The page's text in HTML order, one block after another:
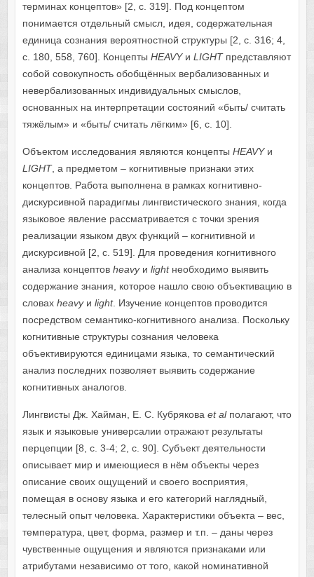
терминах концептов» [2, с. 319]. Под концептом
понимается отдельный смысл, идея, содержательная
единица сознания вероятностной структуры [2, с. 316; 4,
с. 180, 558, 760]. Концепты HEAVY и LIGHT представляют
собой совокупность обобщённых вербализованных и
невербализованных индивидуальных смыслов,
основанных на интерпретации состояний «быть/ считать
тяжёлым» и «быть/ считать лёгким» [6, с. 10].
Объектом исследования являются концепты HEAVYи
LIGHT, а предметом – когнитивные признаки этих
концептов. Работа выполнена в рамках когнитивно-
дискурсивной парадигмы лингвистического знания, когда
языковое явление рассматривается с точки зрения
реализации языком двух функций – когнитивной и
дискурсивной [2, с. 519]. Для проведения когнитивного
анализа концептов heavyи lightнеобходимо выявить
содержание знания, которое нашло свою объективацию в
словах heavy и light. Изучение концептов проводится
посредством семантико-когнитивного анализа. Поскольку
когнитивные структуры сознания человека
объективируются единицами языка, то семантический
анализ последних позволяет выявить содержание
когнитивных аналогов.
Лингвисты Дж. Хайман, Е. С. Кубрякова et alполагают, что
язык и языковые универсалии отражают результаты
перцепции [8, c. 3-4; 2, с. 90]. Субъект деятельности
описывает мир и имеющиеся в нём объекты через
описание своих ощущений и своего восприятия,
помещая в основу языка и его категорий наглядный,
телесный опыт человека. Характеристики объекта – вес,
температура, цвет, форма, размер и т.п. – даны через
чувственные ощущения и являются признаками или
атрибутами независимо от того, какой номинативной